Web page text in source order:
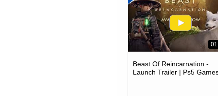
Beast Of Reincarnation -
Launch Trailer | Ps5